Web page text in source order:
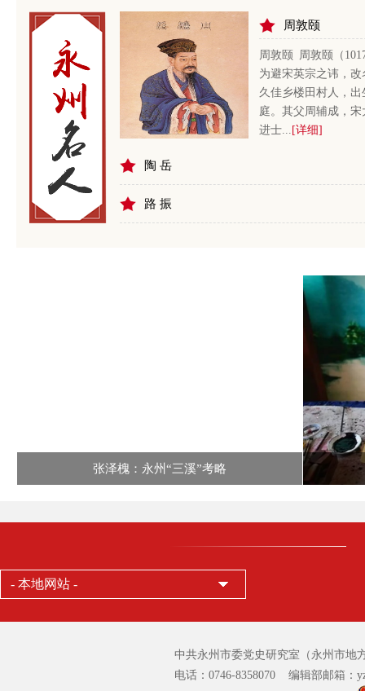
周敦颐
周敦颐 周敦颐（
为避宋英宗之讳，
久佳乡楼田村人，
庭。其父周辅成，
进士... [详细]
陶 岳
路 振
张泽槐：永州“三溪”考略
- 本地网站 -
中共永州市委党史研究室（永州市地
电话：0746-8358070 编辑部邮箱：